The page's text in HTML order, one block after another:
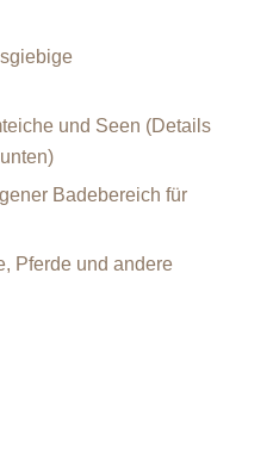
und Seen (Details
Badebereich für
Pferde und andere